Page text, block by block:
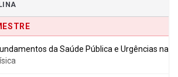
da Saúde Pública e Urgências na